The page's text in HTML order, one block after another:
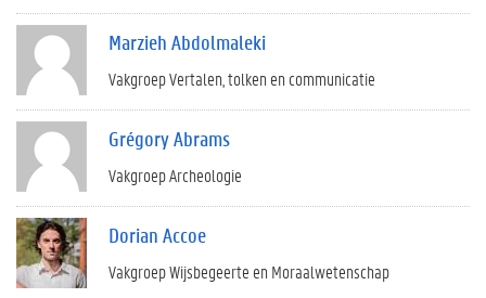
Marzieh Abdolmaleki
Vakgroep Vertalen, tolken en communicatie
Grégory Abrams
Vakgroep Archeologie
Dorian Accoe
Vakgroep Wijsbegeerte en Moraalwetenschap